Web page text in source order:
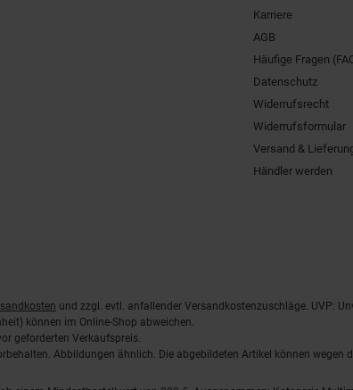
Karriere
AGB
Häufige Fragen
Datenschutz
Widerrufsrecht
Widerrufsformular
Versand &
Händler werden
und zzgl. evtl. anfallender Versandkostenzuschläge. UVP:
können im Online-Shop abweichen.
geforderten Verkaufspreis.
Abbildungen ähnlich. Die abgebildeten Artikel können wegen